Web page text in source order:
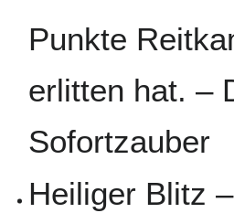
Punkte
erlitten hat. –
Sofortzauber
Heiliger Blitz